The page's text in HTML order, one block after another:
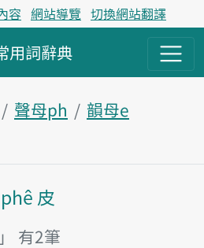
容 網站導覽 切換網站翻譯
用詞辭典
聲母ph
韻母e
主內容區塊
phê 皮
有2筆